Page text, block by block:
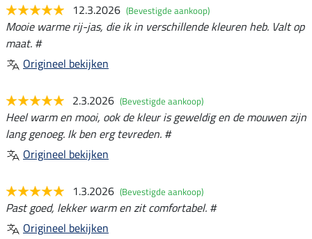
12.3.2026 (Bevestigde aankoop)
Mooie warme rij-jas, die ik in verschillende kleuren heb. Valt op
maat. #
Origineel bekijken
2.3.2026 (Bevestigde aankoop)
Heel warm en mooi, ook de kleur is geweldig en de mouwen zijn
lang genoeg. Ik ben erg tevreden. #
Origineel bekijken
1.3.2026 (Bevestigde aankoop)
Past goed, lekker warm en zit comfortabel. #
Origineel bekijken